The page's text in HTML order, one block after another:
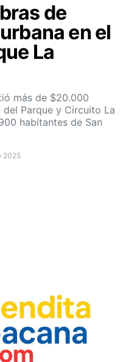
de
en el
La
más de $20.000
Parque y Circuito La
habitantes de San
2025